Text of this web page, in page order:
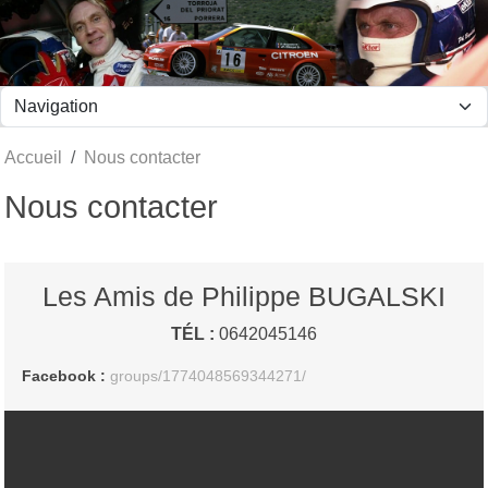
Accueil Nous contacter
Nous contacter
Les Amis de Philippe BUGALSKI
TÉL : 0642045146
Facebook : groups/1774048569344271/
Panneau de gestion des cookies